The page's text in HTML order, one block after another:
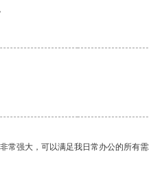
强大，可以满足我日常办公的所有